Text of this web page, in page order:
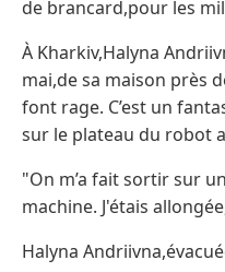
de brancard,pour les
À Kharkiv,Halyna
mai,de sa maison près
font rage. C’est un
sur le plateau du robot
"On m’a fait sortir sur
machine. J'étais
Halyna